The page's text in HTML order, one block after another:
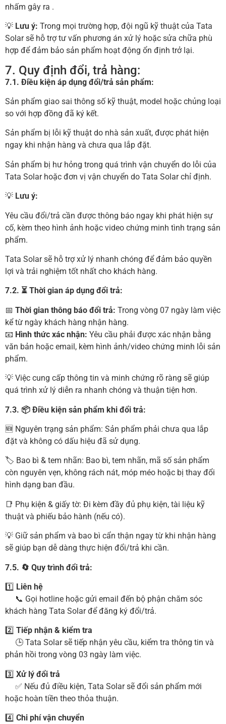
nhấm gây ra .
💡 Lưu ý: Trong mọi trường hợp, đội ngũ kỹ thuật của Tata
Solar sẽ hỗ trợ tư vấn phương án xử lý hoặc sửa chữa phù
hợp để đảm bảo sản phẩm hoạt động ổn định trở lại.
7. Quy định đổi, trả hàng:
7.1. Điều kiện áp dụng đổi/trả sản phẩm:
Sản phẩm giao sai thông số kỹ thuật, model hoặc chủng loại
so với hợp đồng đã ký kết.
Sản phẩm bị lỗi kỹ thuật do nhà sản xuất, được phát hiện
ngay khi nhận hàng và chưa qua lắp đặt.
Sản phẩm bị hư hỏng trong quá trình vận chuyển do lỗi của
Tata Solar hoặc đơn vị vận chuyển do Tata Solar chỉ định.
💡 Lưu ý:
Yêu cầu đổi/trả cần được thông báo ngay khi phát hiện sự
cố, kèm theo hình ảnh hoặc video chứng minh tình trạng sản
phẩm.
Tata Solar sẽ hỗ trợ xử lý nhanh chóng để đảm bảo quyền
lợi và trải nghiệm tốt nhất cho khách hàng.
7.2. ⏳ Thời gian áp dụng đổi trả:
📅 Thời gian thông báo đổi trả: Trong vòng 07 ngày làm việc
kể từ ngày khách hàng nhận hàng.
📧 Hình thức xác nhận: Yêu cầu phải được xác nhận bằng
văn bản hoặc email, kèm hình ảnh/video chứng minh lỗi sản
phẩm.
💡 Việc cung cấp thông tin và minh chứng rõ ràng sẽ giúp
quá trình xử lý diễn ra nhanh chóng và thuận tiện hơn.
7.3. 📦 Điều kiện sản phẩm khi đổi trả:
🆕 Nguyên trạng sản phẩm: Sản phẩm phải chưa qua lắp
đặt và không có dấu hiệu đã sử dụng.
🏷 Bao bì & tem nhãn: Bao bì, tem nhãn, mã số sản phẩm
còn nguyên vẹn, không rách nát, móp méo hoặc bị thay đổi
hình dạng ban đầu.
📑 Phụ kiện & giấy tờ: Đi kèm đầy đủ phụ kiện, tài liệu kỹ
thuật và phiếu bảo hành (nếu có).
💡 Giữ sản phẩm và bao bì cẩn thận ngay từ khi nhận hàng
sẽ giúp bạn dễ dàng thực hiện đổi/trả khi cần.
7.5. 🔄 Quy trình đổi trả:
1️⃣ Liên hệ
📞 Gọi hotline hoặc gửi email đến bộ phận chăm sóc
khách hàng Tata Solar để đăng ký đổi/trả.
2️⃣ Tiếp nhận & kiểm tra
🕒 Tata Solar sẽ tiếp nhận yêu cầu, kiểm tra thông tin và
phản hồi trong vòng 03 ngày làm việc.
3️⃣ Xử lý đổi trả
✅ Nếu đủ điều kiện, Tata Solar sẽ đổi sản phẩm mới
hoặc hoàn tiền theo thỏa thuận.
4️⃣ Chi phí vận chuyển